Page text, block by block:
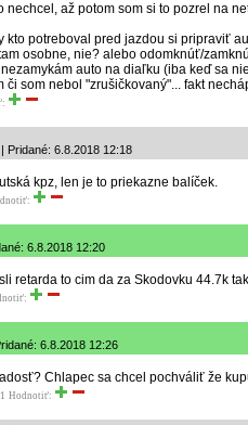
nechcel, až potom som si to pozrel na
kto potreboval pred jazdou si pripraviť
osobne, nie? alebo odomknúť/
auto na diaľku (iba keď sa
či som nebol "zrušičkovaný"... fakt
Pridané: 6.8.2018 12:18
kpz, len je to priekazne balíček.
6.8.2018 12:20
retarda to cim da za Skodovku 44.7k
6.8.2018 12:26
Chlapec sa chcel pochváliť že
Hodnotiť: